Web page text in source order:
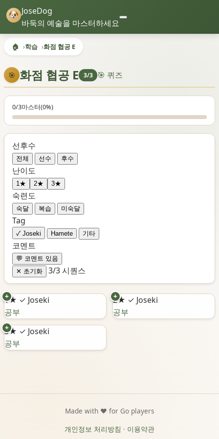
JoseDog
바둑의 예술을 마스터하세요
🏠 학습 화점 협공 E
🎯 화점 협공 E 3/3 🎯 퀴즈
0/3마스터(0%)
선후수
전체 선수 후수
난이도
1★ 2★ 3★
숙련도
숙달 복습 미숙달
Tag
✓ Joseki Hamete 기타
코멘트
💬 코멘트 있음
✕ 초기화
3/3 시퀀스
1★ ✓ Joseki
+
공부
2★ ✓ Joseki
+
공부
3★ ✓ Joseki
+
공부
Made with ❤️ for Go players
개인정보 처리방침 · 이용약관